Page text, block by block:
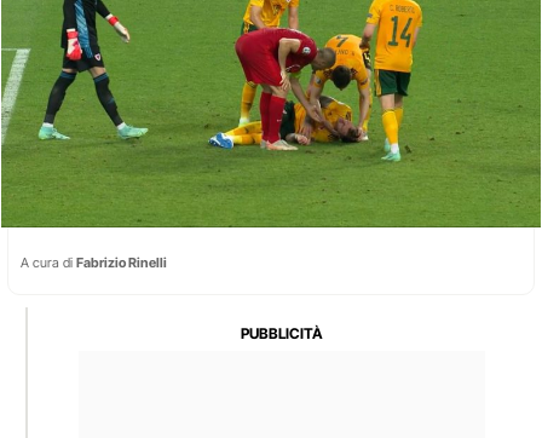
A cura di Fabrizio Rinelli